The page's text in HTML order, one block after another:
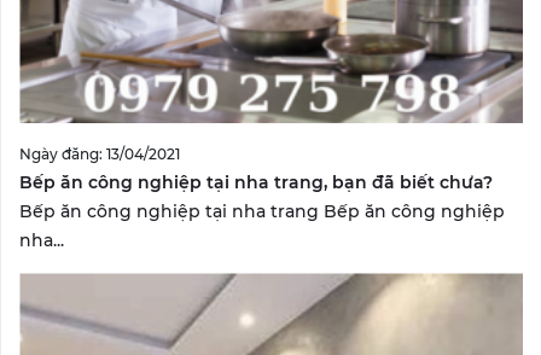
Ngày đăng: 13/04/2021
Bếp ăn công nghiệp tại nha trang, bạn đã biết chưa?
Bếp ăn công nghiệp tại nha trang Bếp ăn công nghiệp
nha...